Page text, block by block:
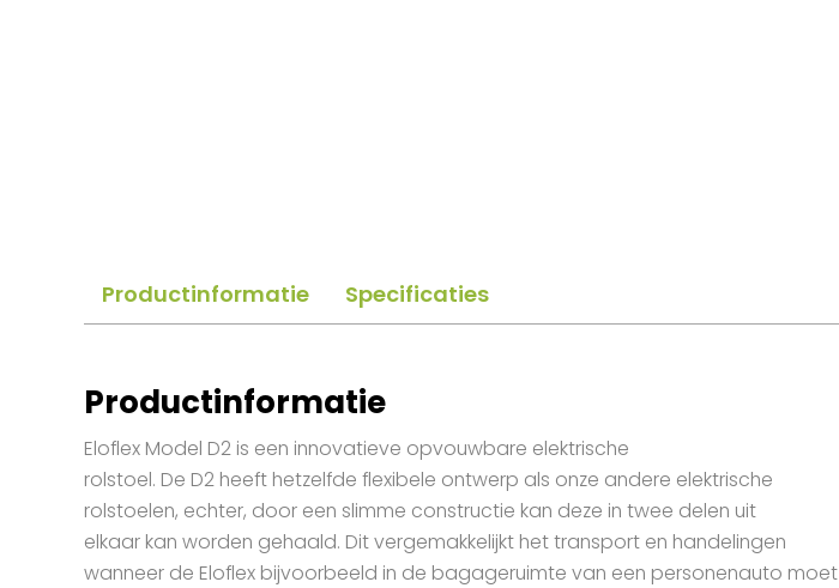
Productinformatie Specificaties
Productinformatie
Eloflex Model D2 is een innovatieve opvouwbare elektrische
rolstoel. De D2 heeft hetzelfde flexibele ontwerp als onze andere elektrische
rolstoelen, echter, door een slimme constructie kan deze in twee delen uit
elkaar kan worden gehaald. Dit vergemakkelijkt het transport en handelingen
wanneer de Eloflex bijvoorbeeld in de bagageruimte van een personenauto moet